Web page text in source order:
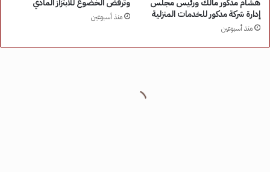
إدارة شركة مدكور للخدمات المنزلية
منذ أسبوعين
منذ أسبوعين